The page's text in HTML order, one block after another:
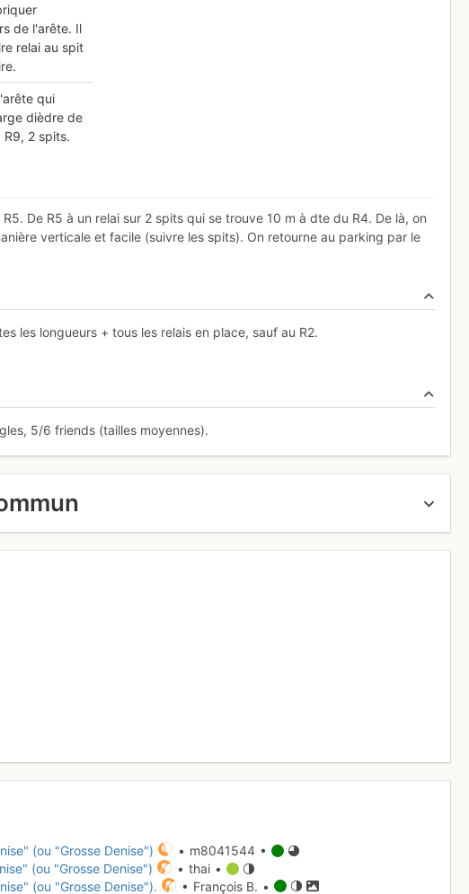
de l'arête. Il
relai au spit
qui
dièdre de
2 spits.
De R5 à un relai sur 2 spits qui se trouve 10 m à dte du R4. De là, on
verticale et facile (suivre les spits). On retourne au parking par le
les longueurs + tous les relais en place, sauf au R2.
5/6 friends (tailles moyennes).
(ou "Grosse Denise")
• m8041544 •
(ou "Grosse Denise")
• thai •
(ou "Grosse Denise"). • François B. •